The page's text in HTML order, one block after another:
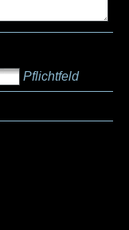
Pflichtfeld